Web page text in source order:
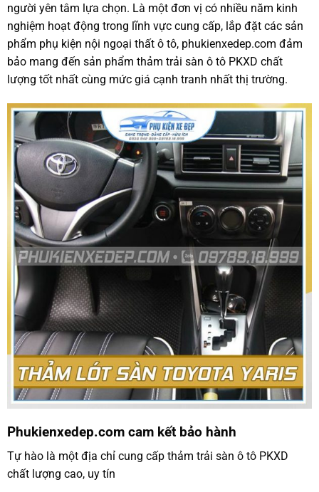
người yên tâm lựa chọn. Là một đơn vị có nhiều năm kinh
nghiệm hoạt động trong lĩnh vực cung cấp, lắp đặt các sản
phẩm phụ kiện nội ngoại thất ô tô, phukienxedep.com đảm
bảo mang đến sản phẩm thảm trải sàn ô tô PKXD chất
lượng tốt nhất cùng mức giá cạnh tranh nhất thị trường.
Phukienxedep.com cam kết bảo hành
Tự hào là một địa chỉ cung cấp thảm trải sàn ô tô PKXD
chất lượng cao, uy tín